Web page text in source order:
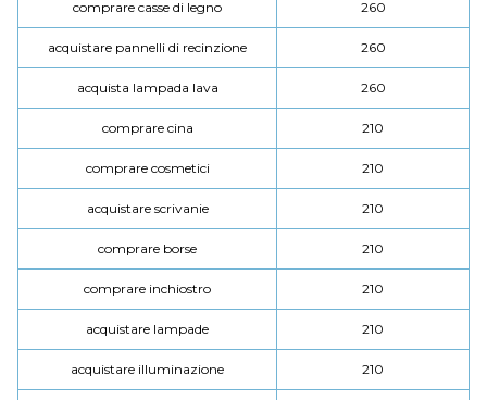
comprare casse di legno 260
acquistare pannelli di recinzione 260
acquista lampada lava 260
comprare cina 210
comprare cosmetici 210
acquistare scrivanie 210
comprare borse 210
comprare inchiostro 210
acquistare lampade 210
acquistare illuminazione 210